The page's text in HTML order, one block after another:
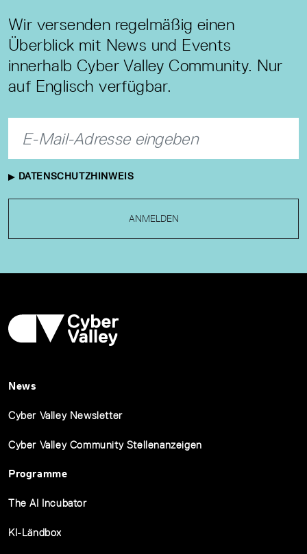
Wir versenden regelmäßig einen
Überblick mit News und Events
innerhalb Cyber Valley Community. Nur
auf Englisch verfügbar.
DATENSCHUTZHINWEIS
ANMELDEN
News
Cyber Valley Newsletter
Cyber Valley Community Stellenanzeigen
Programme
The AI Incubator
KI-Ländbox